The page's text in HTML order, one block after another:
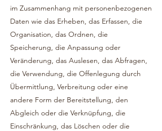
im Zusammenhang mit personenbezogenen
Daten wie das Erheben, das Erfassen, die
Organisation, das Ordnen, die
Speicherung, die Anpassung oder
Veränderung, das Auslesen, das Abfragen,
die Verwendung, die Offenlegung durch
Übermittlung, Verbreitung oder eine
andere Form der Bereitstellung, den
Abgleich oder die Verknüpfung, die
Einschränkung, das Löschen oder die